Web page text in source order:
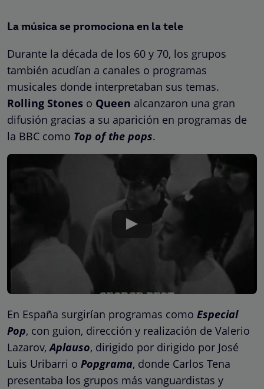
La música se promociona en la tele
Durante la década de los 60 y 70, los grupos
también acudían a canales o programas
musicales donde interpretaban sus temas.
Rolling Stones o Queen alcanzaron una gran
difusión gracias a su aparición en programas de
la BBC como Top of the pops.
En España surgirían programas como Especial
Pop, con guion, dirección y realización de Valerio
Lazarov,Aplauso, dirigido por dirigido por José
Luis Uribarri o Popgrama, donde Carlos Tena
presentaba los grupos más vanguardistas y